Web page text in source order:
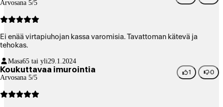
Arvosana 5/5
Ei enää virtapiuhojan kassa varomisia. Tavattoman kätevä ja
tehokas.
Masa65 tai yli29.1.2024
Koukuttavaa imurointia
Arvosana 5/5
1 0